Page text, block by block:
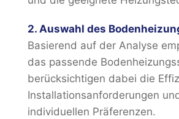
2. Auswahl des
Basierend auf der Analyse
das passende
berücksichtigen dabei die
Installationsanforderungen
individuellen Präferenzen.